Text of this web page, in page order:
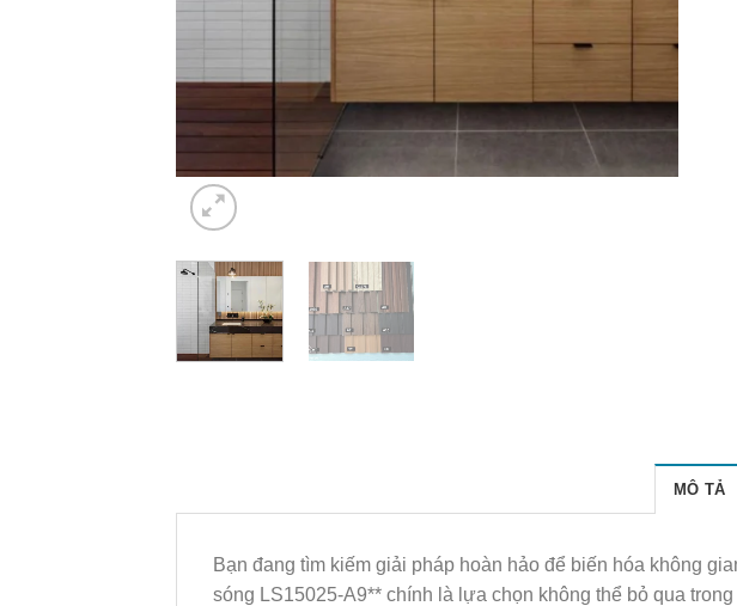
MÔ TẢ
Bạn đang tìm kiếm giải pháp hoàn hảo để biến hóa không
sóng LS15025-A9** chính là lựa chọn không thể bỏ qua